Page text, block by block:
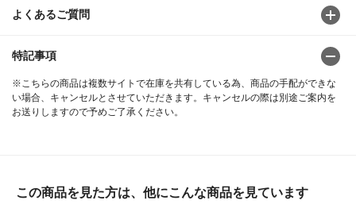
よくあるご質問
特記事項
※こちらの商品は複数サイトで在庫を共有している為、商品の手配ができな
い場合、キャンセルとさせていただきます。キャンセルの際は別途ご案内を
お送りしますので予めご了承ください。
この商品を見た方は、他にこんな商品を見ています